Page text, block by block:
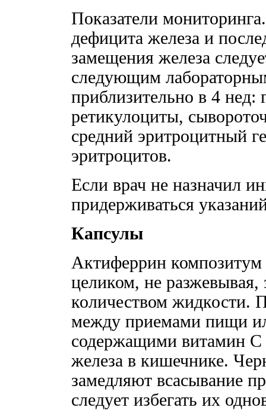
Показатели
дефицита железа и
замещения железа
следующим
приблизительно в 4 нед:
ретикулоциты,
средний эритроцитный
эритроцитов.
Если врач не назначил
придерживаться
Капсулы
Актиферрин композитум
целиком, не
количеством жидкости.
между приемами пищи
содержащими витамин С
железа в кишечнике.
замедляют всасывание
следует избегать их